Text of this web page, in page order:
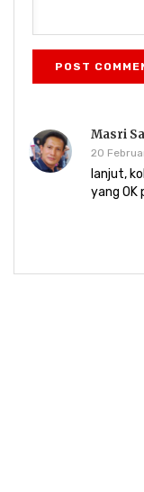
POST
Masri
20
lanjut,
yang OK